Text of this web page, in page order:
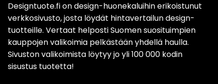
Designtuote.fi on design-huonekaluihin erikoistunut
verkkosivusto, josta löydät hintavertailun design-
tuotteille. Vertaat helposti Suomen suosituimpien
kauppojen valikoimia pelkästään yhdellä haulla.
Sivuston valikoimista löytyy jo yli 100 000 kodin
sisustus tuotetta!